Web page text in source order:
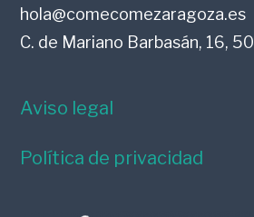
hola@comecomezaragoza.es
C. de Mariano Barbasán, 16,
Aviso legal
Política de privacidad